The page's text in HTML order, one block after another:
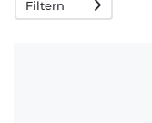
Filtern